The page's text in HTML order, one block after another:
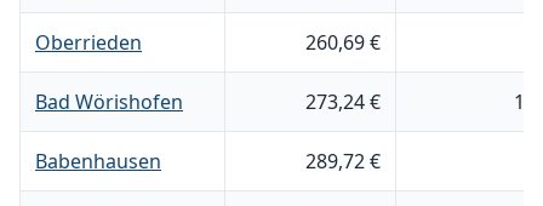
Oberrieden 260,69 €
Bad Wörishofen 273,24 €
Babenhausen 289,72 €